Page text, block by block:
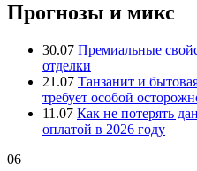
Прогнозы и микс
30.07 Премиальные
отделки
21.07 Танзанит и
требует особой
11.07 Как не потерять
оплатой в 2026 году
06